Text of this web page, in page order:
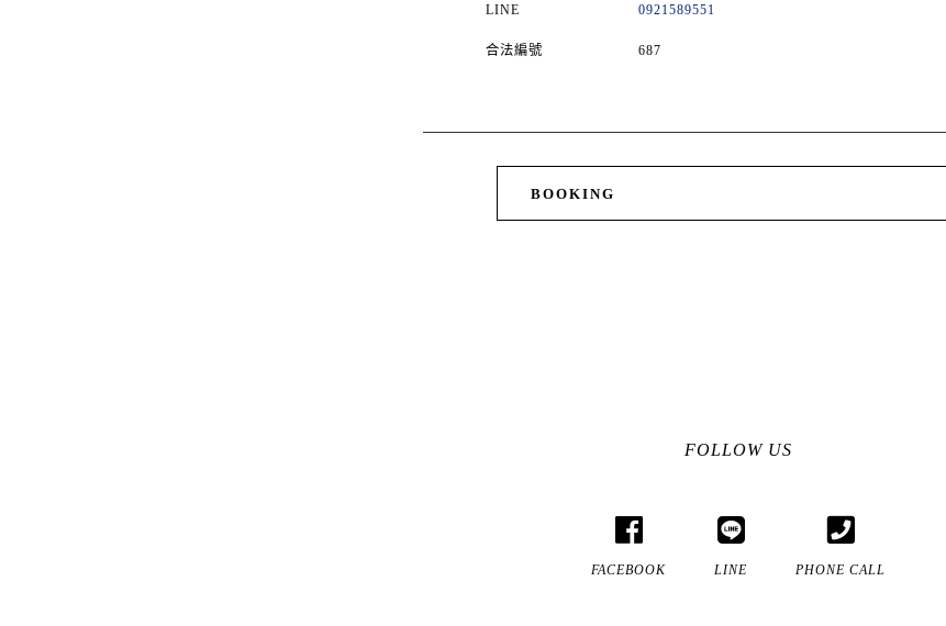
LINE 0921589551
合法編號 687
BOOKING
FOLLOW US
FACEBOOK LINE PHONE CALL